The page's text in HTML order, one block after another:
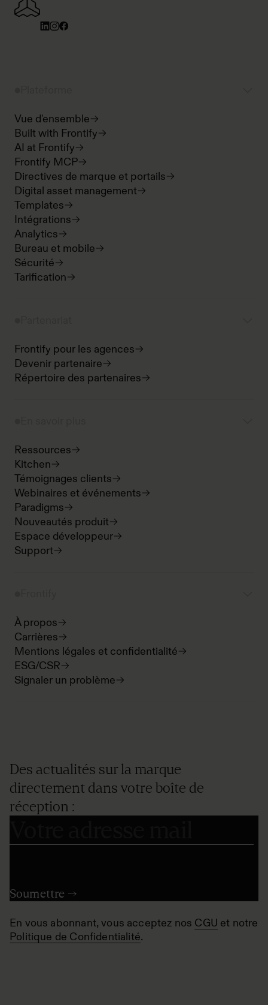
Vue d'ensemble
Built with Frontify
AI at Frontify
Frontify MCP
Directives de marque et portails
Digital asset management
Templates
Intégrations
Analytics
Bureau et mobile
Sécurité
Tarification
Frontify pour les agences
Devenir partenaire
Répertoire des partenaires
Ressources
Kitchen
Témoignages clients
Webinaires et événements
Paradigms
Nouveautés produit
Espace développeur
Support
À propos
Carrières
Mentions légales et confidentialité
ESG/CSR
Signaler un problème
Des actualités sur la marque
directement dans votre boîte de
réception :
En vous abonnant, vous acceptez nos CGU et notre
Politique de Confidentialité.